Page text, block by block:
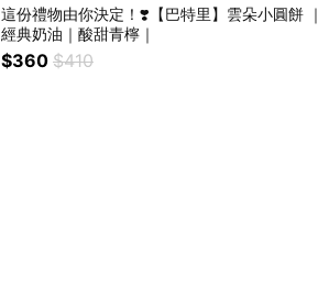
這份禮物由你決定！❣️【巴特里】雲朵小圓餅 ｜
經典奶油｜酸甜青檸｜
$360 $410